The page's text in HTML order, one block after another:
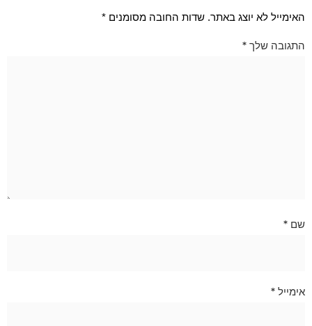
האימייל לא יוצג באתר. שדות החובה מסומנים *
התגובה שלך *
שם *
אימייל *